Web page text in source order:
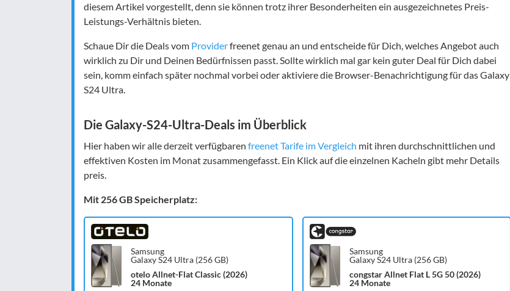
diesem Artikel vorgestellt, denn sie können trotz ihrer Besonderheiten ein ausgezeichnetes Preis-
Leistungs-Verhältnis bieten.
Schaue Dir die Deals vom Providerfreenet genau an und entscheide für Dich, welches Angebot auch
wirklich zu Dir und Deinen Bedürfnissen passt. Sollte wirklich mal gar kein guter Deal für Dich dabei
sein, komm einfach später nochmal vorbei oder aktiviere die Browser-Benachrichtigung für das Galaxy
S24 Ultra.
Die Galaxy-S24-Ultra-Deals im Überblick
Hier haben wir alle derzeit verfügbaren freenet Tarife im Vergleich mit ihren durchschnittlichen und
effektiven Kosten im Monat zusammengefasst. Ein Klick auf die einzelnen Kacheln gibt mehr Details
preis.
Mit 256 GB Speicherplatz:
Samsung
Galaxy S24 Ultra (256 GB)
otelo Allnet-Flat Classic (2026)
24 Monate
Samsung
Galaxy S24 Ultra (256 GB)
congstar Allnet Flat L 5G 50 (2026)
24 Monate